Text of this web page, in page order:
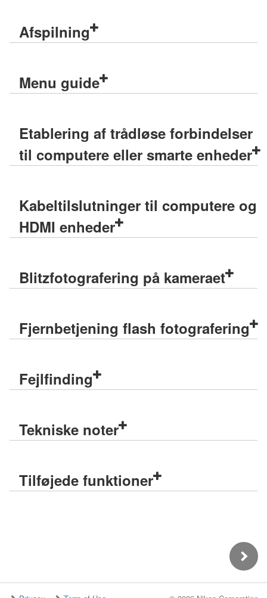
Afspilning
Menu guide
Etablering af trådløse forbindelser
til computere eller smarte enheder
Kabeltilslutninger til computere og
HDMI enheder
Blitzfotografering på kameraet
Fjernbetjening flash fotografering
Fejlfinding
Tekniske noter
Tilføjede funktioner